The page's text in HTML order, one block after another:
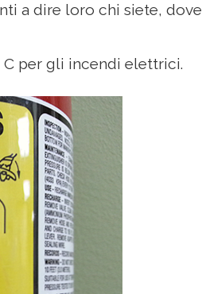
a dire loro chi siete, dove
per gli incendi elettrici.